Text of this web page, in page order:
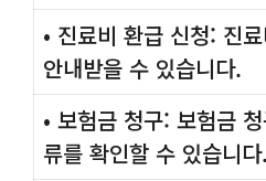
• 진료비 환급 신청: 진
안내받을 수 있습니다.
• 보험금 청구: 보험금
류를 확인할 수 있습니다.